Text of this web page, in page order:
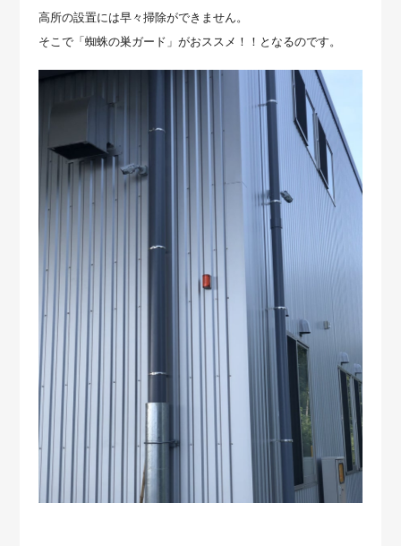
高所の設置には早々掃除ができません。
そこで「蜘蛛の巣ガード」がおススメ！！となるのです。